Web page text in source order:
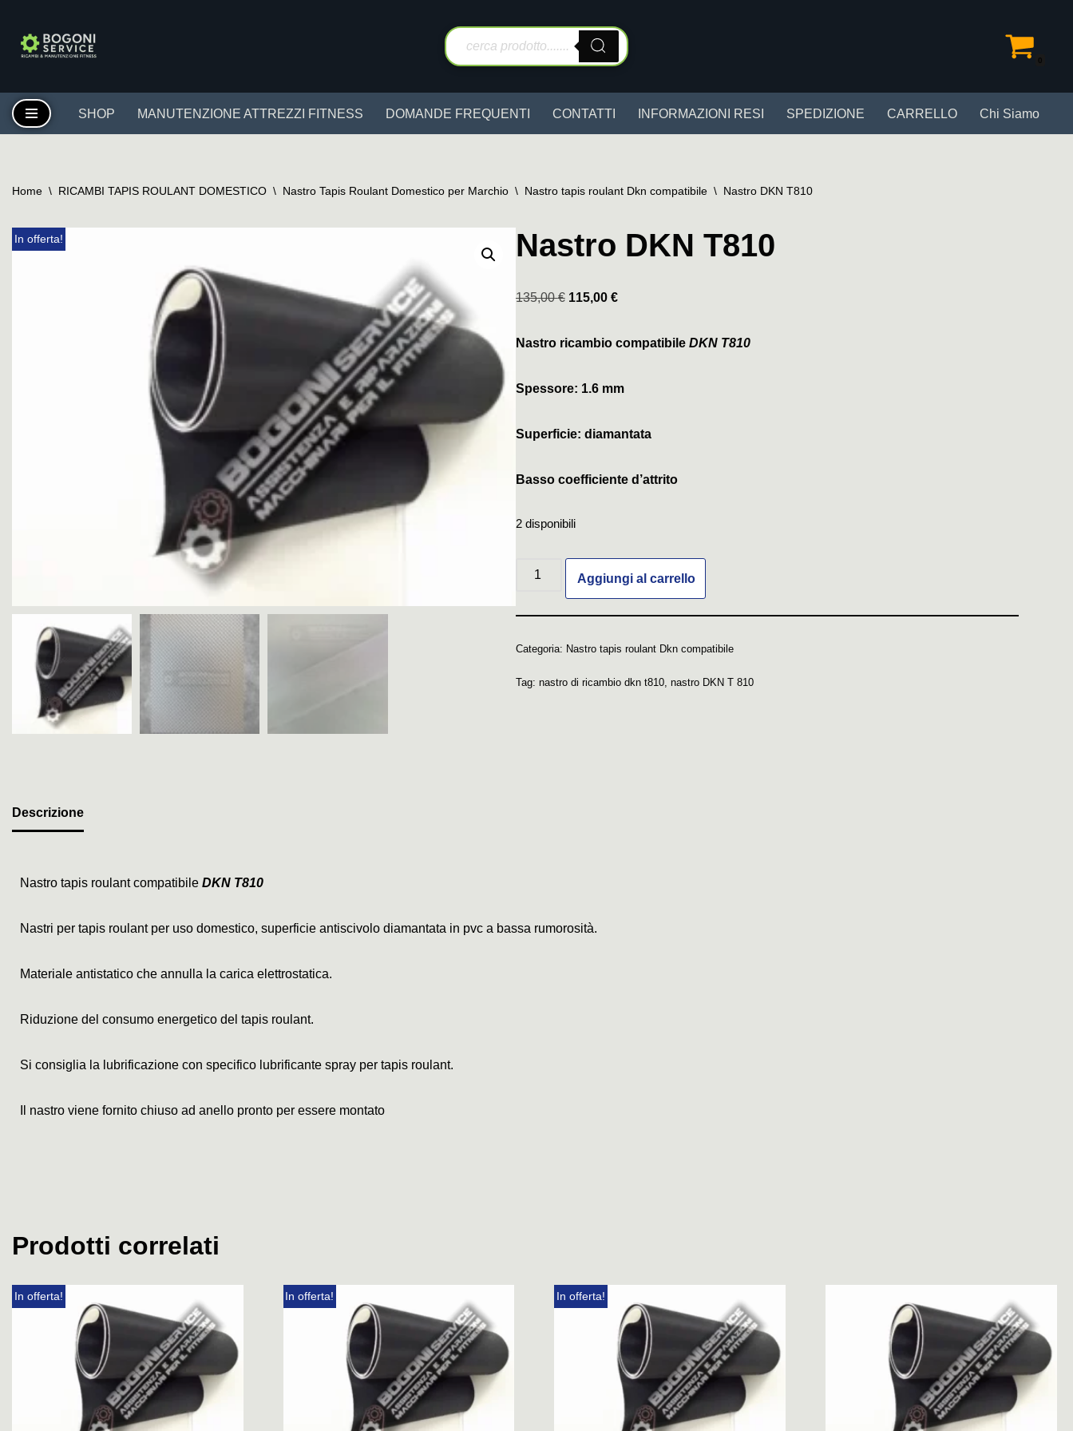
Vai
SHOP MANUTENZIONE ATTREZZI FITNESS DOMANDE FREQUENTI CONTATTI INFORMAZIONI RESI SPEDIZIONE CARRELLO Chi Siamo
Home \ RICAMBI TAPIS ROULANT DOMESTICO \ Nastro Tapis Roulant Domestico per Marchio \ Nastro tapis roulant Dkn compatibile \ Nastro DKN T810
In offerta! Nastro DKN T810
135,00€ 115,00 €
Nastro ricambio compatibile DKN T810
Spessore: 1.6 mm
Superficie: diamantata
Basso coefficiente d’attrito
2 disponibili
Aggiungi al carrello
Categoria: Nastro tapis roulant Dkn compatibile
Tag: nastro di ricambio dkn t810, nastro DKN T 810
Descrizione
Nastro tapis roulant compatibile DKN T810
Nastri per tapis roulant per uso domestico, superficie antiscivolo diamantata in pvc a bassa rumorosità.
Materiale antistatico che annulla la carica elettrostatica.
Riduzione del consumo energetico del tapis roulant.
Si consiglia la lubrificazione con specifico lubrificante spray per tapis roulant.
Il nastro viene fornito chiuso ad anello pronto per essere montato
Prodotti correlati
In offerta! In offerta! In offerta!